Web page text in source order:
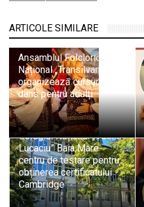
ARTICOLE SIMILARE
Ansamblul Folcloric
Național „Transilvania”
organizează cursuri de
dans pentru adulți
Colegiul Național „Vasile
Lucaciu” Baia Mare-
centru de testare pentru
obținerea certificatului
Cambridge